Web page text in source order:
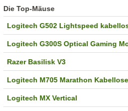
Die Top-Mäuse
Logitech G502 Lightspeed
Logitech G300S Optical Gaming
Razer Basilisk V3
Logitech M705 Marathon
Logitech MX Vertical